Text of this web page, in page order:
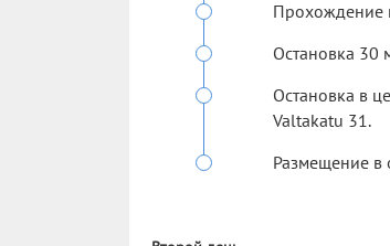
Прохождение
Остановка 30
Остановка в
Valtakatu 31.
Размещение в